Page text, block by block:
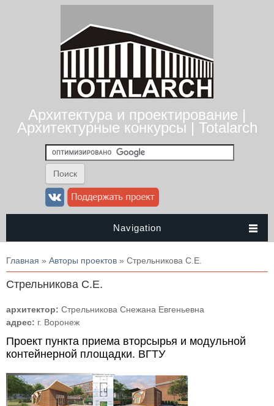
Архитектура и проектирование |
Архитектурные конкурсы | Totalarch
Navigation
Вы здесь
Главная » Авторы проектов » Стрельникова С.Е.
Стрельникова С.Е.
архитектор: Стрельникова Снежана Евгеньевна
адрес: г. Воронеж
Проект пункта приема вторсырья и модульной
контейнерной площадки. ВГТУ